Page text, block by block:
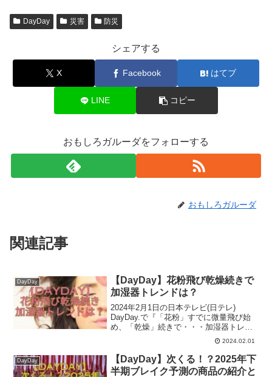
DayDay 災害 防災
シェアする
X Facebook はてブ
LINE コピー
おもしろガルーダをフォローする
おもしろガルーダ
関連記事
DayDay
【DayDay】花粉飛び乾燥続きで
加湿器トレンドは？
2024年2月1日の日本テレビ(日テレ)
DayDay.で『「花粉」すでに微量飛び始
め、「乾燥」続きで・・・加湿器トレン
ドは？』の特集がありましたね。ほんと
この時期肌もかさつきますし、花粉症で
目や鼻がかゆくなったりもするので、加
湿器は必須ですね！
2024.02.01
DayDay
【DayDay】次くる！？2025年下
半期ブレイク予測の商品の紹介と